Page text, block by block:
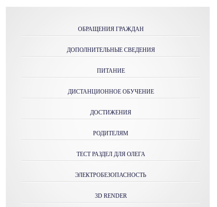
ОБРАЩЕНИЯ ГРАЖДАН
ДОПОЛНИТЕЛЬНЫЕ СВЕДЕНИЯ
ПИТАНИЕ
ДИСТАНЦИОННОЕ ОБУЧЕНИЕ
ДОСТИЖЕНИЯ
РОДИТЕЛЯМ
ТЕСТ РАЗДЕЛ ДЛЯ ОЛЕГА
ЭЛЕКТРОБЕЗОПАСНОСТЬ
3D RENDER